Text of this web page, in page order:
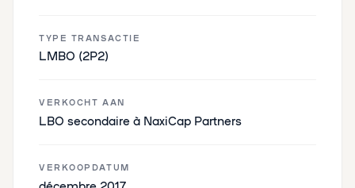
TYPE TRANSACTIE
LMBO (2P2)
VERKOCHT AAN
LBO secondaire à NaxiCap Partners
VERKOOPDATUM